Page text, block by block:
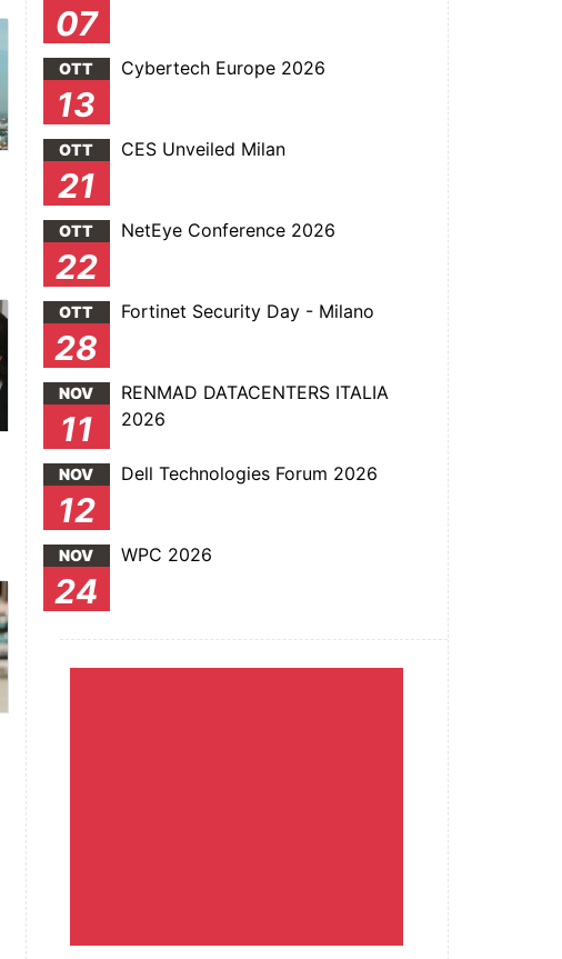
07
OTT
13
Cybertech Europe 2026
OTT
21
CES Unveiled Milan
OTT
22
NetEye Conference 2026
OTT
28
Fortinet Security Day - Milano
NOV
11
RENMAD DATACENTERS ITALIA
2026
NOV
12
Dell Technologies Forum 2026
NOV
24
WPC 2026